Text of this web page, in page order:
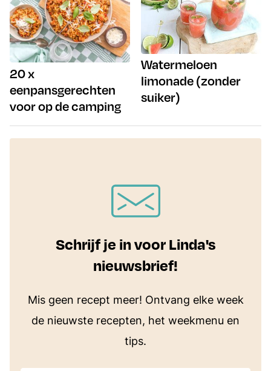
20 x
eenpansgerechten
voor op de camping
Watermeloen
limonade (zonder
suiker)
Schrijf je in voor Linda's
nieuwsbrief!
Mis geen recept meer! Ontvang elke week
de nieuwste recepten, het weekmenu en
tips.